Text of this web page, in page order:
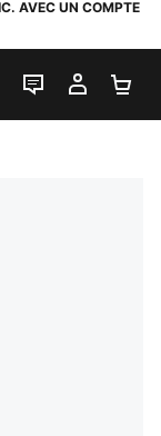
AVEC UN COMPTE
LIVE CHAT
MON